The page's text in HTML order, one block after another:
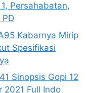
Persahabatan,
PD
Kabarnya Mirip
Spesifikasi
Sinopsis Gopi 12
2021 Full Indo